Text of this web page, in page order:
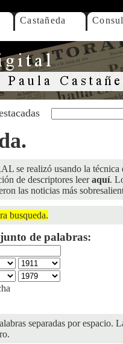
Castañeda
se realizó usando la
de descriptores leeraquí.
las noticias más
busqueda.
de palabras:
separadas por